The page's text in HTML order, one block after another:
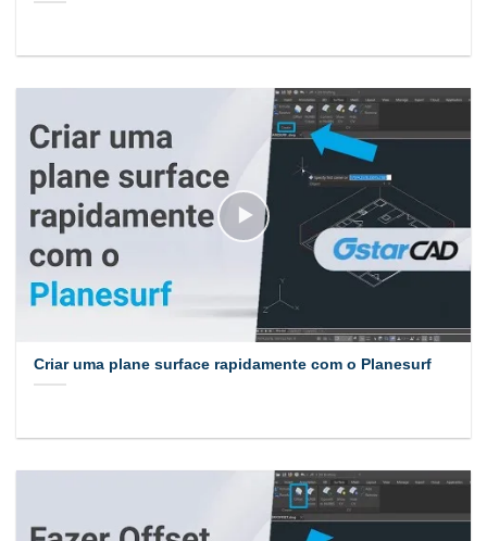
Criar uma plane surface rapidamente com o Planesurf